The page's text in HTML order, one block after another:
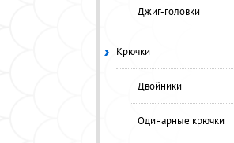
Джиг-головки
Крючки
Двойники
Одинарные крючки